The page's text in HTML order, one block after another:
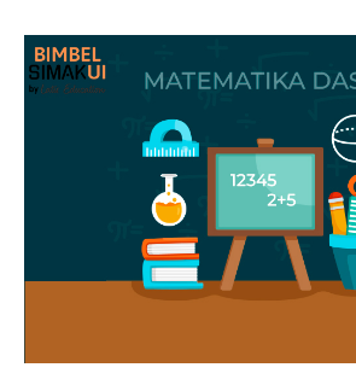
Prediksi
Soal
Kemampuan